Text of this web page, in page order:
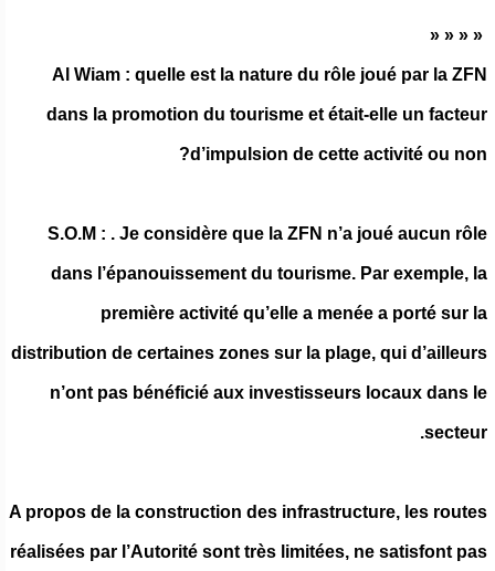
« « « «
Al Wiam : quelle est la nature du rôle joué par la ZFN
dans la promotion du tourisme et était-elle un facteur
d’impulsion de cette activité ou non?
S.O.M : . Je considère que la ZFN n’a joué aucun rôle
dans l’épanouissement du tourisme. Par exemple, la
première activité qu’elle a menée a porté sur la
distribution de certaines zones sur la plage, qui d’ailleurs
n’ont pas bénéficié aux investisseurs locaux dans le
secteur.
A propos de la construction des infrastructure, les routes
réalisées par l’Autorité sont très limitées, ne satisfont pas